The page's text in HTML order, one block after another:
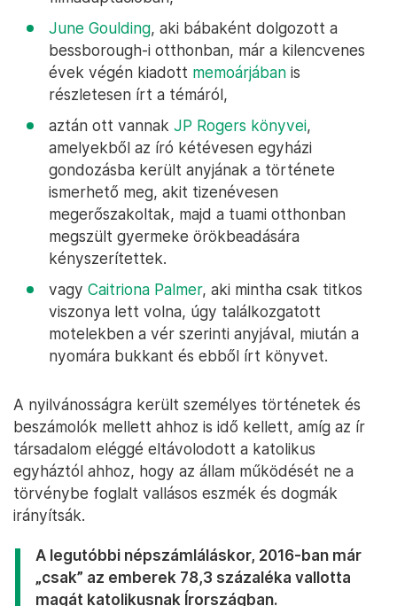
interjúkat adott, többször szerepelt a tévében is.
Hozzá hasonlóan számos érintett, örökbefogadott
gyermek, a fiát, lányát az otthonok miatt elvesztő
anya is a nyilvánosság elé állt:
a leghíresebb közülük talán Philomena Lee,
akinek a történetéből először könyv született
majd Judi Dench el is játszotta őt a
Határtalan szerelemcímű, Oscar-díjra is jelölt
filmadaptációban,
June Goulding, aki bábaként dolgozott a
bessborough-i otthonban, már a kilencvenes
évek végén kiadottmemoárjábanis
részletesen írt a témáról,
aztán ott vannak JP Rogers könyvei,
gondozásba került anyjának a története
ismerhető meg, akit tizenévesen
megerőszakoltak, majd a tuami otthonban
megszült gyermeke örökbeadására
kényszerítettek.
vagy
viszonya lett volna, úgy találkozgatott
motelekben a vér szerinti anyjával, miután a
nyomára bukkant és ebből írt könyvet.